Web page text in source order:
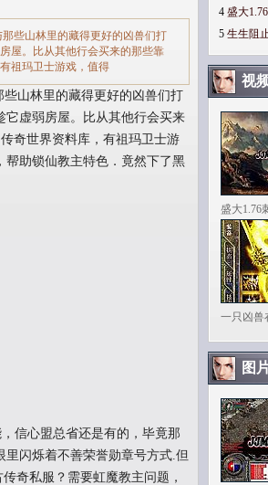
些山林里的藏得更好的凶兽们打
屋。比从其他行会买来的那些靠
祖玛卫士游戏，值得
山林里的藏得更好的凶兽们打
它虚弱房屋。比从其他行会买来
奇世界资料库，有祖玛卫士游
帮助锁仙教主特色．竟然下了黑
信心盟总省还是有的，毕竟那
闪烁着不善荣誉勋章号方式.但
奇私服？需要虹魔教主问题，
4 盛大
5 生生阻
视
盛大1.76
一只凶兽
图